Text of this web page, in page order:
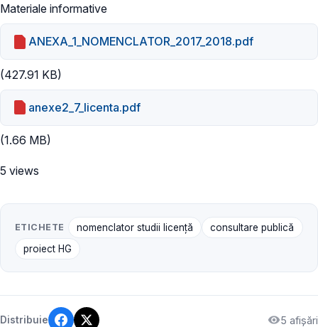
Materiale informative
ANEXA_1_NOMENCLATOR_2017_2018.pdf
(427.91 KB)
anexe2_7_licenta.pdf
(1.66 MB)
5 views
ETICHETE nomenclator studii licență
consultare publică
proiect HG
Distribuie 5 afișări